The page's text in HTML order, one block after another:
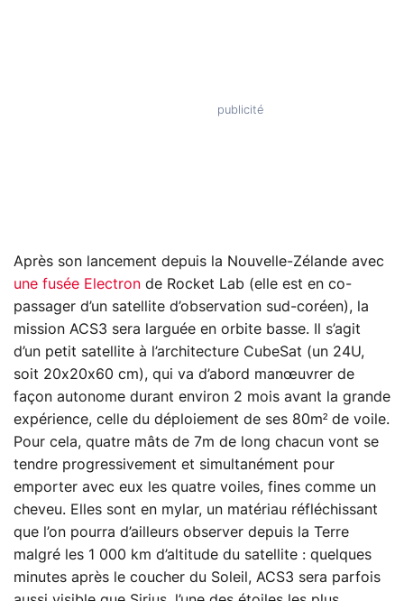
Après son lancement depuis la Nouvelle-Zélande avec
une fusée Electron de Rocket Lab (elle est en co-
passager d’un satellite d’observation sud-coréen), la
mission ACS3 sera larguée en orbite basse. Il s’agit
d’un petit satellite à l’architecture CubeSat (un 24U,
soit 20x20x60 cm), qui va d’abord manœuvrer de
façon autonome durant environ 2 mois avant la grande
expérience, celle du déploiement de ses 80m² de voile.
Pour cela, quatre mâts de 7m de long chacun vont se
tendre progressivement et simultanément pour
emporter avec eux les quatre voiles, fines comme un
cheveu. Elles sont en mylar, un matériau réfléchissant
que l’on pourra d’ailleurs observer depuis la Terre
malgré les 1 000 km d’altitude du satellite : quelques
minutes après le coucher du Soleil, ACS3 sera parfois